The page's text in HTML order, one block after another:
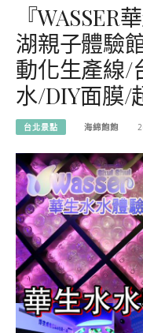
『WASSER
湖親子體驗
動化生產線/
水/DIY面膜/
台北景點 海綿飽飽